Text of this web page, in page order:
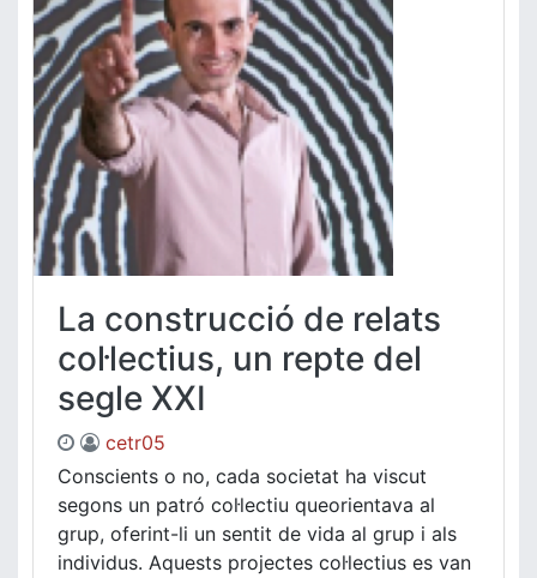
La construcció de relats
col·lectius, un repte del
segle XXI
cetr05
Conscients o no, cada societat ha viscut
segons un patró col·lectiu queorientava al
grup, oferint-li un sentit de vida al grup i als
individus. Aquests projectes col·lectius es van